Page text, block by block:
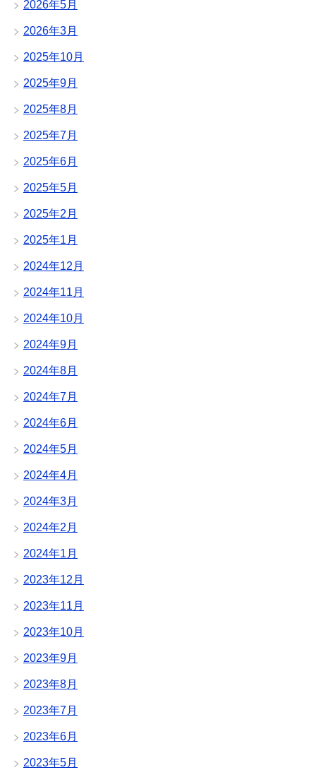
2026年5月
2026年3月
2025年10月
2025年9月
2025年8月
2025年7月
2025年6月
2025年5月
2025年2月
2025年1月
2024年12月
2024年11月
2024年10月
2024年9月
2024年8月
2024年7月
2024年6月
2024年5月
2024年4月
2024年3月
2024年2月
2024年1月
2023年12月
2023年11月
2023年10月
2023年9月
2023年8月
2023年7月
2023年6月
2023年5月